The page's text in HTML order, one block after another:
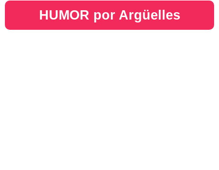
HUMOR por Argüelles​